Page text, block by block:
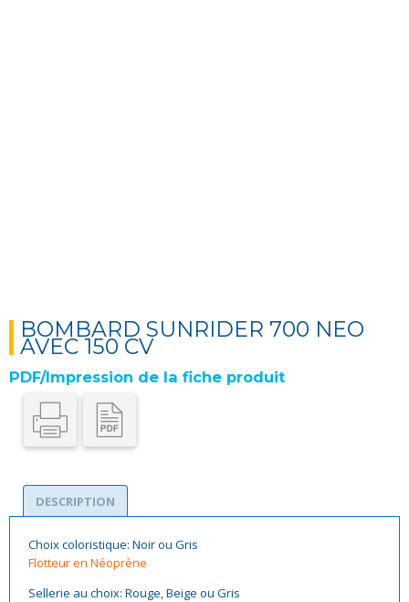
BOMBARD SUNRIDER 700 NEO
AVEC 150 CV
PDF/Impression de la fiche produit
DESCRIPTION
Choix coloristique: Noir ou Gris
Flotteur en Néoprène
Sellerie au choix: Rouge, Beige ou Gris